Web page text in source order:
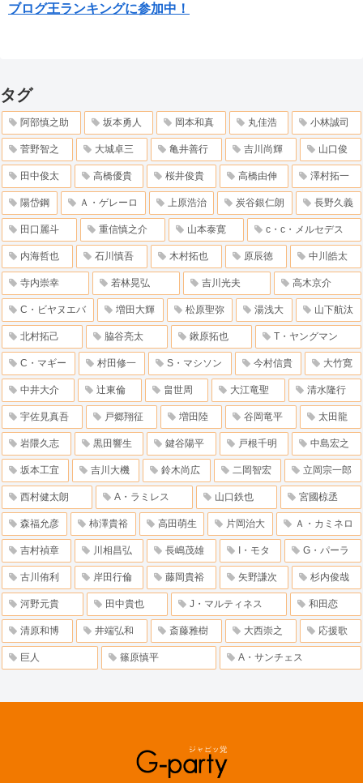
ブログ王ランキングに参加中！
タグ
阿部慎之助 坂本勇人 岡本和真 丸佳浩 小林誠司
菅野智之 大城卓三 亀井善行 吉川尚輝 山口俊
田中俊太 高橋優貴 桜井俊貴 高橋由伸 澤村拓一
陽岱鋼 Ａ・ゲレーロ 上原浩治 炭谷銀仁朗 長野久義
田口麗斗 重信慎之介 山本泰寛 c・c・メルセデス
内海哲也 石川慎吾 木村拓也 原辰徳 中川皓太
寺内崇幸 若林晃弘 吉川光夫 高木京介
C・ビヤヌエバ 増田大輝 松原聖弥 湯浅大 山下航汰
北村拓己 脇谷亮太 鍬原拓也 T・ヤングマン
C・マギー 村田修一 S・マシソン 今村信貴 大竹寛
中井大介 辻東倫 畠世周 大江竜聖 清水隆行
宇佐見真吾 戸郷翔征 増田陸 谷岡竜平 太田龍
岩隈久志 黒田響生 鍵谷陽平 戸根千明 中島宏之
坂本工宜 吉川大機 鈴木尚広 二岡智宏 立岡宗一郎
西村健太朗 A・ラミレス 山口鉄也 宮國椋丞
森福允彦 柿澤貴裕 高田萌生 片岡治大 Ａ・カミネロ
吉村禎章 川相昌弘 長嶋茂雄 I・モタ G・パーラ
古川侑利 岸田行倫 藤岡貴裕 矢野謙次 杉内俊哉
河野元貴 田中貴也 J・マルティネス 和田恋
清原和博 井端弘和 斎藤雅樹 大西崇之 応援歌
巨人 篠原慎平 A・サンチェス